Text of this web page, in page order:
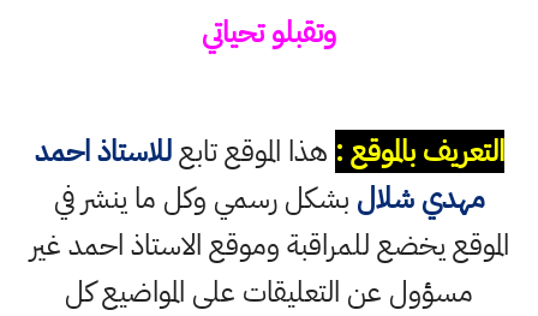
وتقبلو تحياتي
التعريف بالموقع : هذا الموقع تابعللاستاذ احمد
مهدي شلال بشكل رسمي وكل ما ينشر في
الموقع يخضع للمراقبة وموقع الاستاذ احمد غير
مسؤول عن التعليقات على المواضيع كل